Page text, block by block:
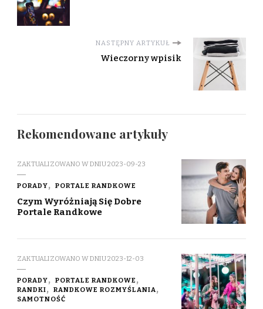
NASTĘPNY ARTYKUŁ
Wieczorny wpisik
Rekomendowane artykuły
ZAKTUALIZOWANO W DNIU2023-09-23
PORADY PORTALE RANDKOWE
Czym Wyróżniają Się Dobre
Portale Randkowe
ZAKTUALIZOWANO W DNIU2023-12-03
PORADY
PORTALE RANDKOWE
RANDKI
RANDKOWE ROZMYŚLANIA
SAMOTNOŚĆ